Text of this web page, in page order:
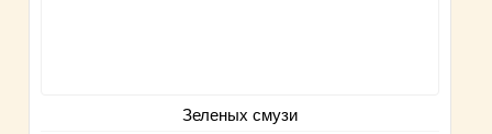
Зеленых смузи